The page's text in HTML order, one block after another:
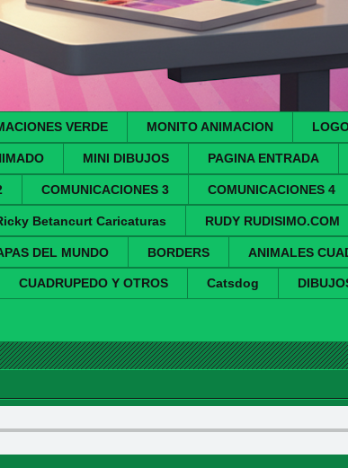
VERDE MONITO ANIMACION
MINI DIBUJOS PAGINA ENTRADA
COMUNICACIONES 3 COMUNICACIONES 4
Betancurt Caricaturas RUDY RUDISIMO.COM
DEL MUNDO BORDERS ANIMALES
CUADRUPEDO Y OTROS Catsdog